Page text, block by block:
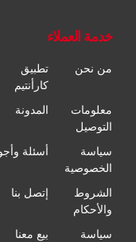
خدمة العملاء
من نحن
تطبيق
كارأنتيم
معلومات
التوصيل
المدونة
سياسة
الخصوصية
أسئلة
الشروط
والأحكام
إتصل بنا
سياسة بيع معنا